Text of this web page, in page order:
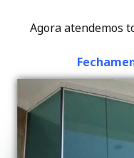
Agora atendemos